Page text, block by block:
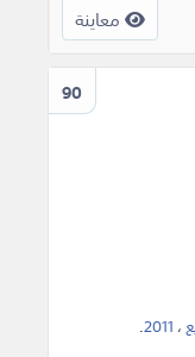
معاينة
90
، 2011
.